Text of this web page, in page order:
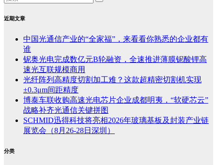
近期文章
中国光通信产业的“全家福”，来看看你熟悉的企业都有
谁
铌奥光电完成数亿元B轮融资，全速推进薄膜铌酸锂高
速光互联规模商用
光纤阵列高精度切割加工难？这款超精密切割机实现
±0.3μm间距精度
博泰车联收购高速光电芯片企业成都明夷，“软硬芯云”
战略补齐光通信关键拼图
SCHMID迅得科技将亮相2026年玻璃基板及封装产业链
展览会（8月26-28日深圳）
分类